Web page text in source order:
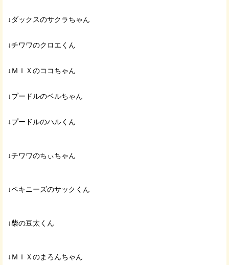
↓ダックスのサクラちゃん
↓チワワのクロエくん
↓ＭＩＸのココちゃん
↓プードルのベルちゃん
↓プードルのハルくん
↓チワワのちぃちゃん
↓ペキニーズのサックくん
↓柴の豆太くん
↓ＭＩＸのまろんちゃん